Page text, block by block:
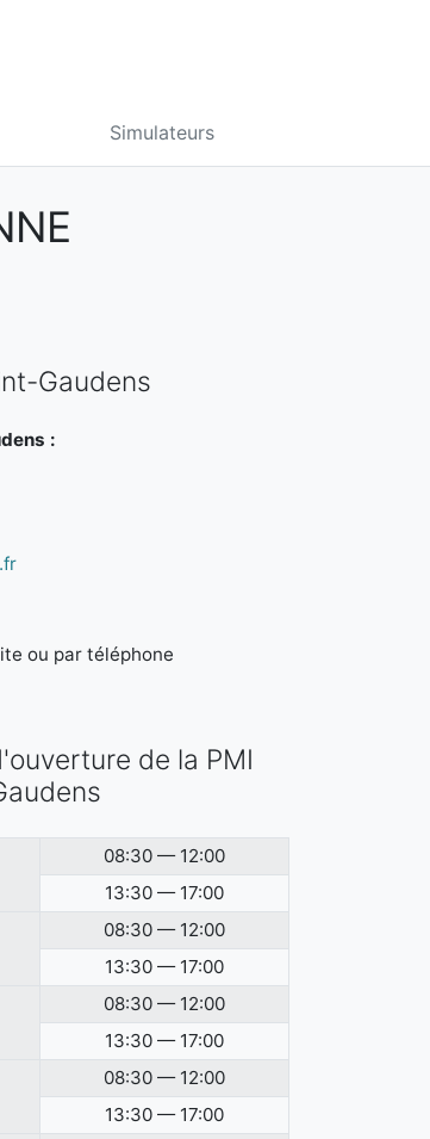
Simulateurs
Gaudens
:
ou par téléphone
de la PMI
08:30 — 12:00
13:30 — 17:00
08:30 — 12:00
13:30 — 17:00
08:30 — 12:00
13:30 — 17:00
08:30 — 12:00
13:30 — 17:00